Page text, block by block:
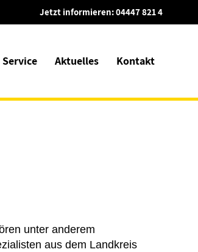
Jetzt informieren:04447 821 4
Service Aktuelles Kontakt
unter anderem
aus dem Landkreis